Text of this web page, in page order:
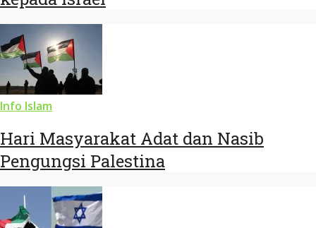
Info Islam
Hari Masyarakat Adat dan Nasib
Pengungsi Palestina